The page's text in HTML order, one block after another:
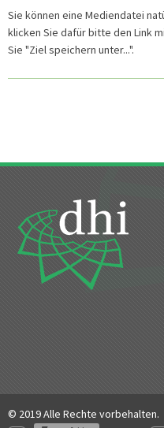
Sie können eine Mediendatei
klicken Sie dafür bitte den Link
Sie "Ziel speichern unter...".
© 2019 Alle Rechte vorbehalten.